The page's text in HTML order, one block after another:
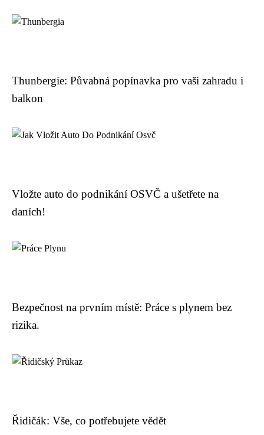
Thunbergie: Půvabná popínavka pro vaši zahradu i
balkon
Vložte auto do podnikání OSVČ a ušetřete na
daních!
Bezpečnost na prvním místě: Práce s plynem bez
rizika.
Řidičák: Vše, co potřebujete vědět